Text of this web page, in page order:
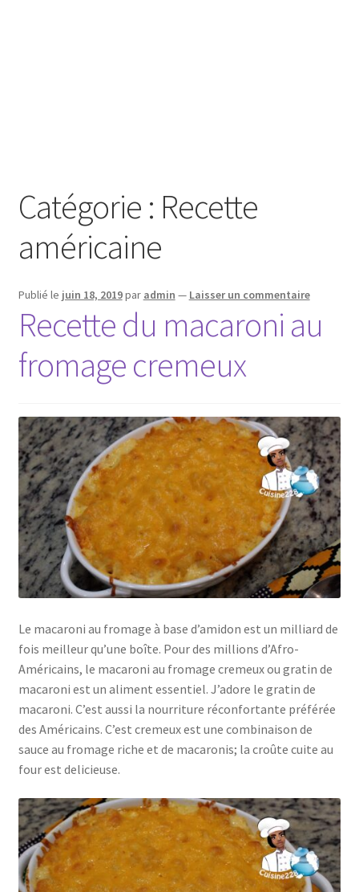
Catégorie : Recette
américaine
Publié le juin 18, 2019par admin — Laisser un commentaire
Recette du macaroni au
fromage cremeux
Le macaroni au fromage à base d’amidon est un milliard de
fois meilleur qu’une boîte. Pour des millions d’Afro-
Américains, le macaroni au fromage cremeux ou gratin de
macaroni est un aliment essentiel. J’adore le gratin de
macaroni. C’est aussi la nourriture réconfortante préférée
des Américains. C’est cremeux est une combinaison de
sauce au fromage riche et de macaronis; la croûte cuite au
four est delicieuse.